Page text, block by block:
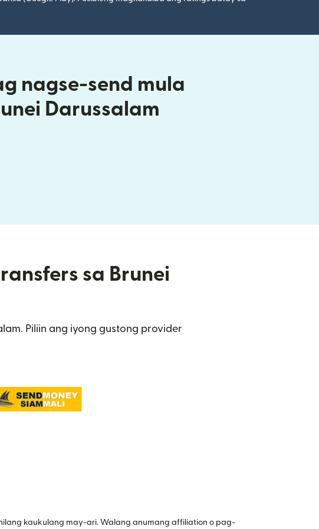
nagse-send mula
Darussalam
sa Brunei
Piliin ang iyong gustong provider
kaukulang may-ari. Walang anumang affiliation o pag-